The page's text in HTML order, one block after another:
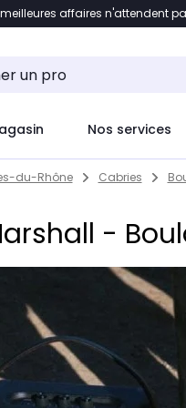
au contenu
meilleures affaires n'attendent
Nos services
du-Rhône Cabries
-